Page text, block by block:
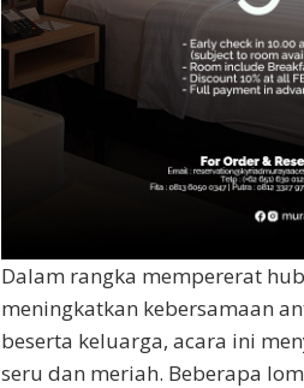
Dalam rangka mempererat
meningkatkan kebersamaan
beserta keluarga, acara ini
seru dan meriah. Beberapa